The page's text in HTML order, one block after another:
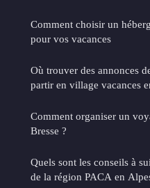
Comment choisir un
pour vos vacances
Où trouver des annonces
partir en village vacances
Comment organiser un
Bresse ?
Quels sont les conseils à
de la région PACA en